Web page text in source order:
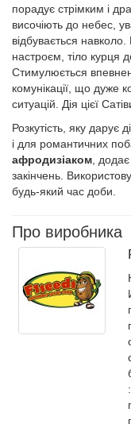
порадує стрімким і
височіють до небес,
відбувається
настроєм, тіло курця
Стимулюється
комунікації, що дуже
ситуацій. Дія цієї
Розкутість, яку дарує
і для романтичних
афродизіаком ,
закінчень.
будь-який час доби.
Про виробника